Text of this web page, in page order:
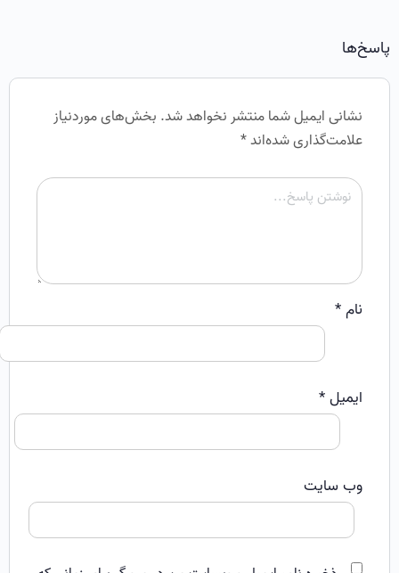
پاسخ‌ها
نشانی ایمیل شما منتشر نخواهد شد. بخش‌های موردنیاز
علامت‌گذاری شده‌اند*
نام*
ایمیل*
وب‌ سایت